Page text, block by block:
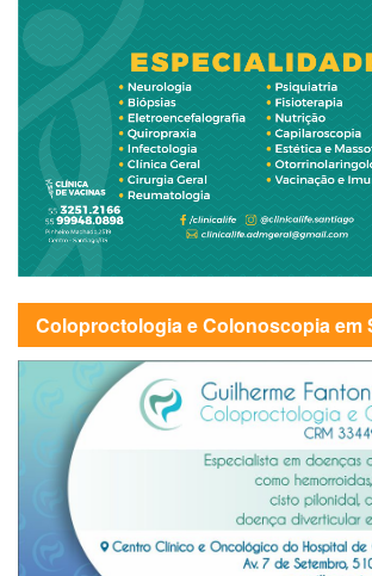
Coloproctologia e Colonoscopia em